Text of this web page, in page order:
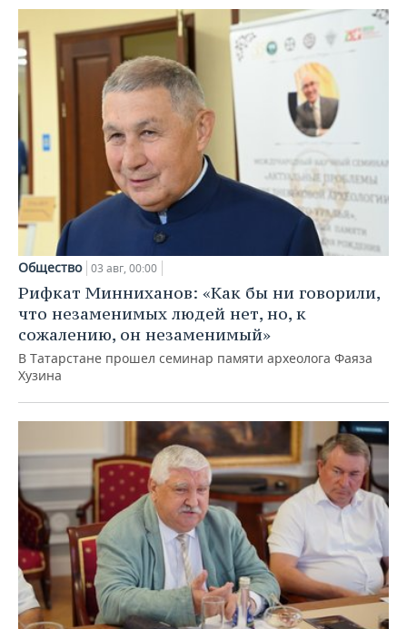
Общество 03 авг, 00:00
Рифкат Минниханов: «Как бы ни говорили,
что незаменимых людей нет, но, к
сожалению, он незаменимый»
В Татарстане прошел семинар памяти археолога Фаяза
Хузина